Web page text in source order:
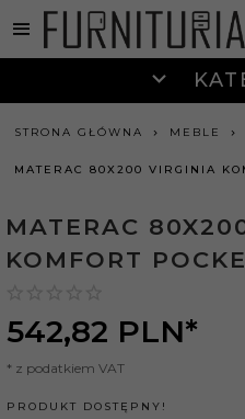
STRONA GŁÓWNA MEBLE
MATERAC 80X200 VIRGINIA
MATERAC
KOMFORT
542,82 PLN*
* z podatkiem VAT
PRODUKT DOSTĘPNY!